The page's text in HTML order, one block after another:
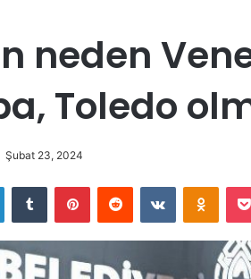
neden
Toledo
Şubat 23, 2024
LinkedInTumblr PinterestReddit VKontakte